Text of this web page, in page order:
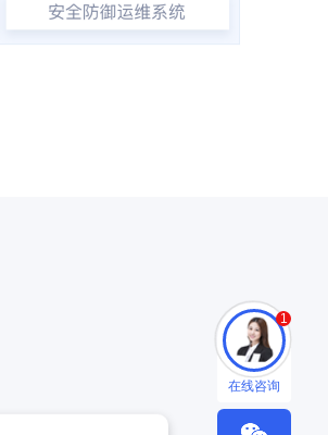
在线咨询
1